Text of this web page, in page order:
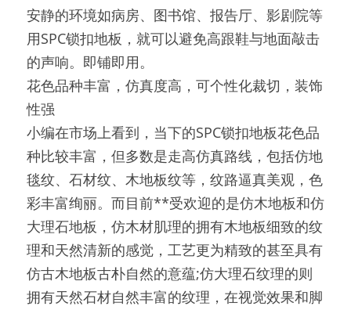
安静的环境如病房、图书馆、报告厅、影剧院等
用SPC锁扣地板，就可以避免高跟鞋与地面敲击
的声响。即铺即用。
花色品种丰富，仿真度高，可个性化裁切，装饰
性强
小编在市场上看到，当下的SPC锁扣地板花色品
种比较丰富，但多数是走高仿真路线，包括仿地
毯纹、石材纹、木地板纹等，纹路逼真美观，色
彩丰富绚丽。而目前**受欢迎的是仿木地板和仿
大理石地板，仿木材肌理的拥有木地板细致的纹
理和天然清新的感觉，工艺更为精致的甚至具有
仿古木地板古朴自然的意蕴;仿大理石纹理的则
拥有天然石材自然丰富的纹理，在视觉效果和脚